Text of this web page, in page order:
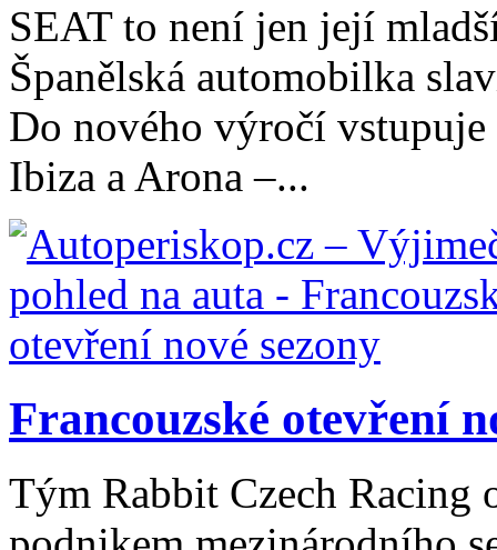
SEAT to není jen její
Španělská automobilka
Do nového výročí
Ibiza a Arona –...
Francouzské otevření
Tým Rabbit Czech Racing